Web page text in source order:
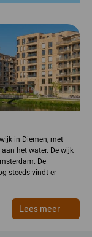
in Diemen, met
het water. De wijk
De
steeds vindt er
Lees meer